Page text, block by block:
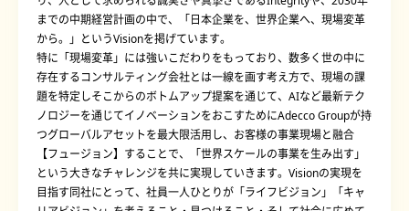
までの中期経営計画の中で、「日本企業を、世界企業へ、現場変革
から。」というVisionを掲げています。
特に「現場変革」には強いこだわりをもっており、数多く世の中に
存在するコンサルティング会社とは一線を画す考え方で、現場の課
題を特定しそこからのボトムアップ提案を通じて、AIなど最新テク
ノロジーを通じてイノベーションをおこすためにAdecco Groupが持
つグローバルアセットを最大限活用し、お客様の事業現場と融合
【フュージョン】することで、「世界スケールの事業を生み出す」
という大きなチャレンジを共に実現していきます。Visionの実現を
目指す同社にとって、社員一人ひとりが「ライフビジョン」「キャ